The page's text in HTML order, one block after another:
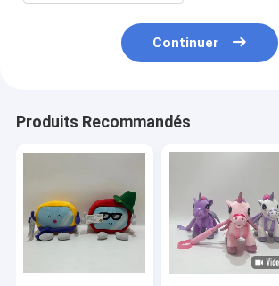
Continuer
Produits Recommandés